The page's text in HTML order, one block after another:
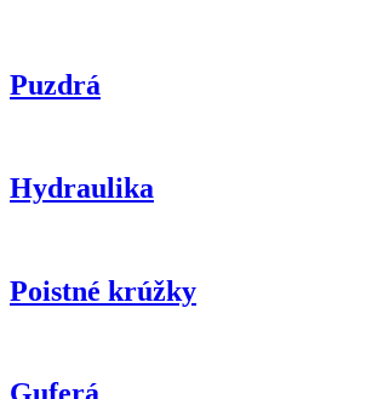
Puzdrá
Hydraulika
Poistné krúžky